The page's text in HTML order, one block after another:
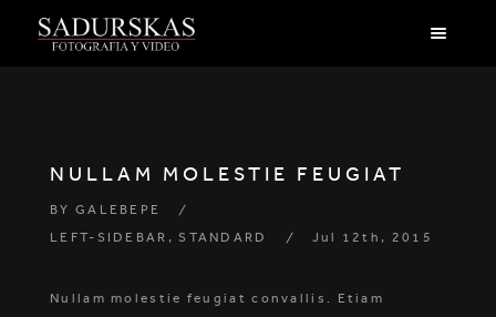
NULLAM MOLESTIE FEUGIAT
BY GALEBEPE
LEFT-SIDEBAR ,STANDARD Jul 12th, 2015
Nullam molestie feugiat convallis. Etiam